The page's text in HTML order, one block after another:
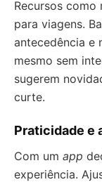
Recursos
para viagens.
antecedência e
mesmo sem
sugerem
curte.
Praticidade e
Com um app
experiência.